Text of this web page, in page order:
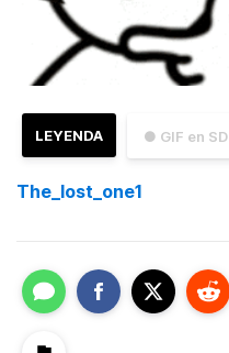
● GIF en SD
LEYENDA
The_lost_one1